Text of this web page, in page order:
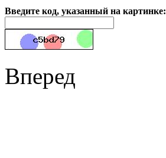
Введите код, указанный на картинке:
Вперед